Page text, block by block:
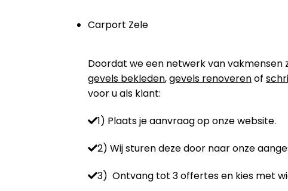
Carport Zele
Doordat we een netwerk van vakmensen
gevels bekleden,gevels renoverenof
voor u als klant:
1) Plaats je aanvraag op onze website.
2) Wij sturen deze door naar onze
3) Ontvang tot 3 offertes en kies met